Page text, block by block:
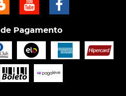
de Pagamento